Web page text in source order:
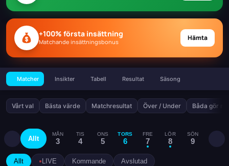
+100% första insättning
Matchande insättningsbonus Hämta
Matcher Insikter Tabell Resultat Säsong
Vårt val Bästa värde Matchresultat Över / Under Båda gör
Allt
MÅN
3
TIS
4
ONS
5
TORS
6
FRE
7
LÖR
8
SÖN
9
MÅN
Allt LIVE Kommande Avslutad